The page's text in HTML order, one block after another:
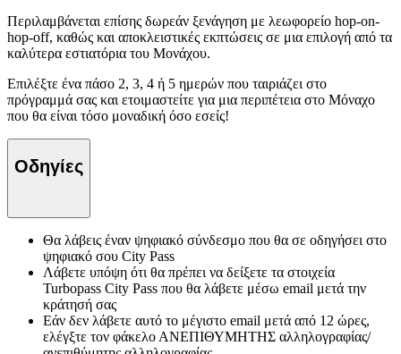
Περιλαμβάνεται επίσης δωρεάν ξενάγηση με λεωφορείο hop-on-
hop-off, καθώς και αποκλειστικές εκπτώσεις σε μια επιλογή από τα
καλύτερα εστιατόρια του Μονάχου.
Επιλέξτε ένα πάσο 2, 3, 4 ή 5 ημερών που ταιριάζει στο
πρόγραμμά σας και ετοιμαστείτε για μια περιπέτεια στο Μόναχο
που θα είναι τόσο μοναδική όσο εσείς!
Οδηγίες
Θα λάβεις έναν ψηφιακό σύνδεσμο που θα σε οδηγήσει στο
ψηφιακό σου City Pass
Λάβετε υπόψη ότι θα πρέπει να δείξετε τα στοιχεία
Turbopass City Pass που θα λάβετε μέσω email μετά την
κράτησή σας
Εάν δεν λάβετε αυτό το μέγιστο email μετά από 12 ώρες,
ελέγξτε τον φάκελο ΑΝΕΠΙΘΥΜΗΤΗΣ αλληλογραφίας/